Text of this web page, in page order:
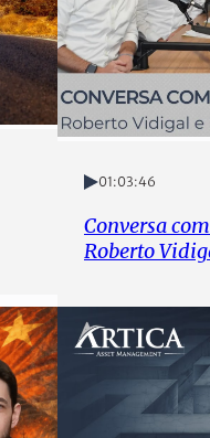
01:03:46
Conversa
Roberto